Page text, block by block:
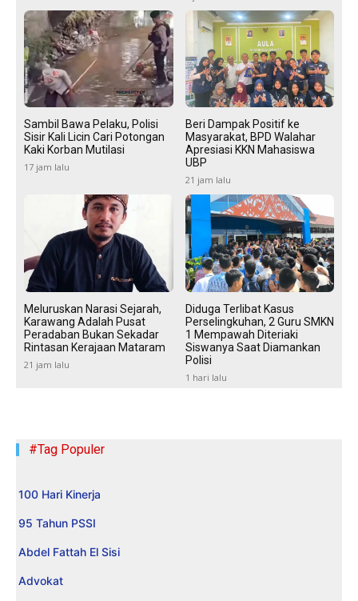
Sambil Bawa Pelaku, Polisi
Sisir Kali Licin Cari Potongan
Kaki Korban Mutilasi
17 jam lalu
Beri Dampak Positif ke
Masyarakat, BPD Walahar
Apresiasi KKN Mahasiswa
UBP
21 jam lalu
Meluruskan Narasi Sejarah,
Karawang Adalah Pusat
Peradaban Bukan Sekadar
Rintasan Kerajaan Mataram
21 jam lalu
Diduga Terlibat Kasus
Perselingkuhan, 2 Guru SMKN
1 Mempawah Diteriaki
Siswanya Saat Diamankan
Polisi
1 hari lalu
#Tag Populer
100 Hari Kinerja
95 Tahun PSSI
Abdel Fattah El Sisi
Advokat